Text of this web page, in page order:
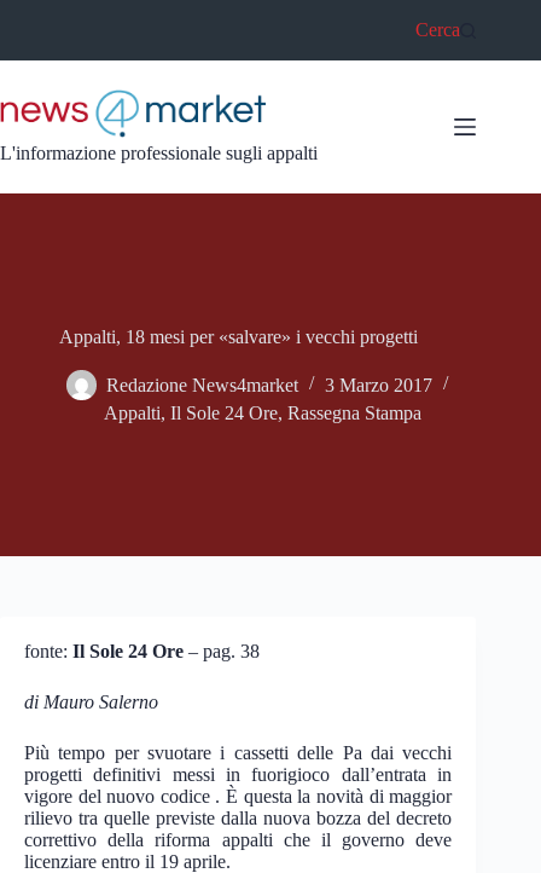
Cerca
L'informazione professionale sugli appalti
Appalti, 18 mesi per «salvare» i vecchi progetti
Redazione News4market
3 Marzo 2017
Appalti, Il Sole 24 Ore, Rassegna Stampa
fonte: Il Sole 24 Ore – pag. 38
di Mauro Salerno
Più tempo per svuotare i cassetti delle Pa dai vecchi
progetti definitivi messi in fuorigioco dall’entrata in
vigore del nuovo codice . È questa la novità di maggior
rilievo tra quelle previste dalla nuova bozza del decreto
correttivo della riforma appalti che il governo deve
licenziare entro il 19 aprile.